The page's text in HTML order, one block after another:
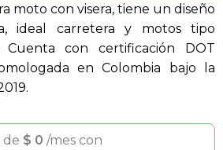
moto con visera, tiene un diseño
ideal carretera y motos tipo
con certificación DOT
en Colombia bajo la
de $ 0 /mes con